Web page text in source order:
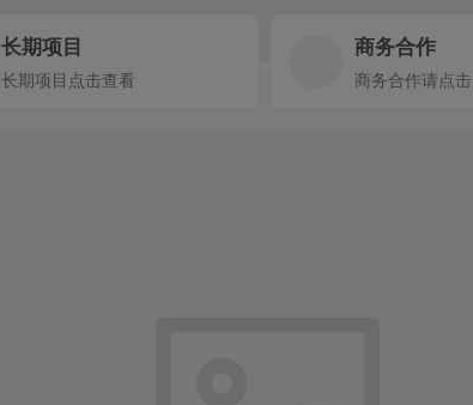
长期项目
长期项目点击查看
商务合作
商务合作请点击